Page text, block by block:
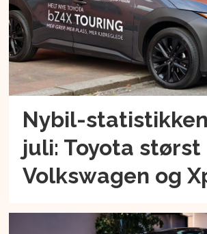
Nybil-
juli: Toyota
Volkswagen og